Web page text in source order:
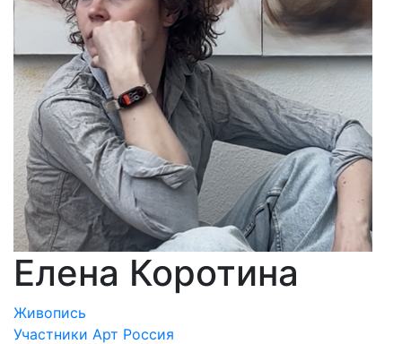
Елена Коротина
Живопись
Участники Арт Россия